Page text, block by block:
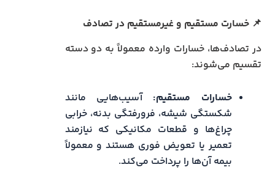
📌 خسارت مستقیم و غیرمستقیم در تصادف
در تصادف‌ها، خسارات وارده معمولاً به دو دسته
تقسیم می‌شوند:
خسارات مستقیم: آسیب‌هایی مانند
شکستگی شیشه، فرورفتگی بدنه، خرابی
چراغ‌ها و قطعات مکانیکی که نیازمند
تعمیر یا تعویض فوری هستند و معمولاً
بیمه آن‌ها را پرداخت می‌کند.